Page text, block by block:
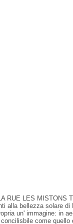
LES
bellezza solare
un' immagine: in
come